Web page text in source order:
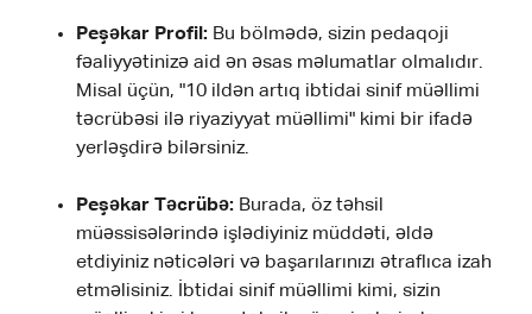
Peşəkar Profil: Bu bölmədə, sizin pedaqoji
fəaliyyətinizə aid ən əsas məlumatlar olmalıdır.
Misal üçün, "10 ildən artıq ibtidai sinif müəllimi
təcrübəsi ilə riyaziyyat müəllimi" kimi bir ifadə
yerləşdirə bilərsiniz.
Peşəkar Təcrübə: Burada, öz təhsil
müəssisələrində işlədiyiniz müddəti, əldə
etdiyiniz nəticələri və başarılarınızı ətraflıca izah
etməlisiniz. İbtidai sinif müəllimi kimi, sizin